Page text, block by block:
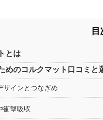
目
とは
めのコルクマット口コミと
ザインとつなぎめ
衝撃吸収